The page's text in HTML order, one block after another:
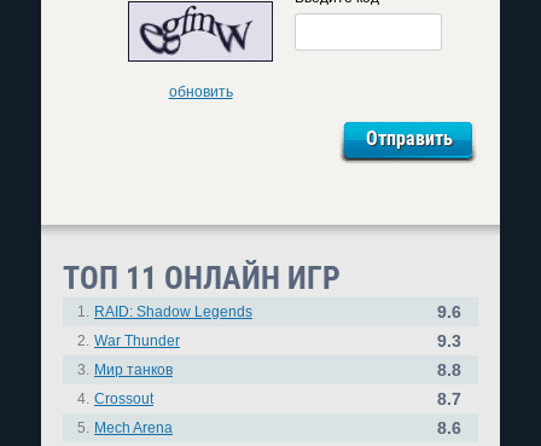
обновить
ТОП 11 ОНЛАЙН ИГР
1. RAID: Shadow Legends 9.6
2. War Thunder 9.3
3. Мир танков 8.8
4. Crossout 8.7
5. Mech Arena 8.6